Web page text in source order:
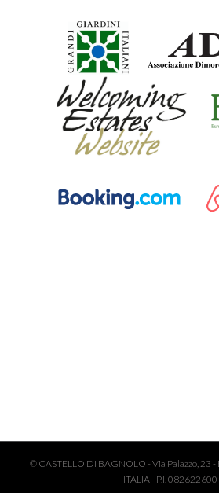
© CASTELLO DI BAGNOLO - Via Palazzo, 23
ITALIA - P.I.